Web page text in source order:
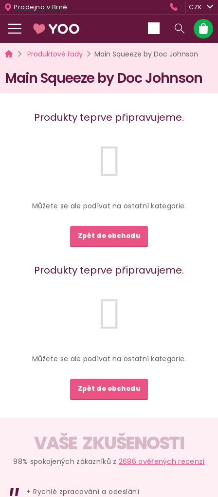
Přejít
na
obsah
Prodejna v Brně CZK
košík
DomůProduktové řady Main Squeeze by Doc Johnson
Main Squeeze by Doc Johnson
Produkty teprve připravujeme.
Můžete se ale podívat na ostatní kategorie.
Zpět do obchodu
Produkty teprve připravujeme.
Můžete se ale podívat na ostatní kategorie.
Zpět do obchodu
VAŠE ZKUŠENOSTI
98% spokojených zákazníků z 2686 ověřených recenzí
+ Rychlé zpracování a odeslání